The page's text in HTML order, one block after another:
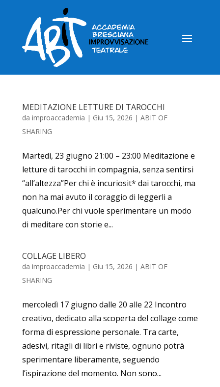
MEDITAZIONE LETTURE DI TAROCCHI
da improaccademia | Giu 15, 2026 | ABIT OF
SHARING
Martedì, 23 giugno 21:00 – 23:00 Meditazione e
letture di tarocchi in compagnia, senza sentirsi
“all’altezza”Per chi è incuriosit* dai tarocchi, ma
non ha mai avuto il coraggio di leggerli a
qualcuno.Per chi vuole sperimentare un modo
di meditare con storie e...
COLLAGE LIBERO
da improaccademia | Giu 15, 2026 | ABIT OF
SHARING
mercoledì 17 giugno dalle 20 alle 22 Incontro
creativo, dedicato alla scoperta del collage come
forma di espressione personale. Tra carte,
adesivi, ritagli di libri e riviste, ognuno potrà
sperimentare liberamente, seguendo
l’ispirazione del momento. Non sono...